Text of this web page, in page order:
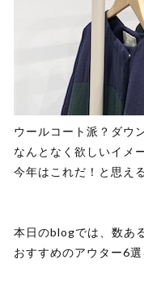
ウールコート派？ダウ
なんとなく欲しいイメ
今年はこれだ！と思え
本日のblogでは、数あ
おすすめのアウター6